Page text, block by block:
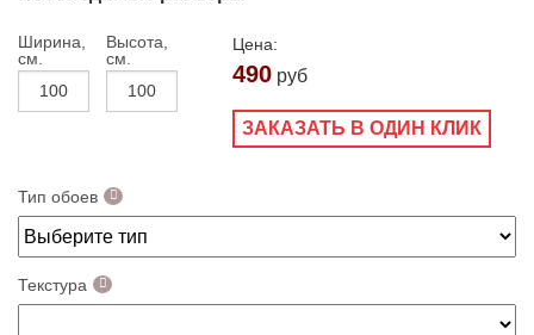
Ширина,
см.
Высота,
см.
Цена:
490 руб
ЗАКАЗАТЬ В ОДИН КЛИК
Тип обоев
Текстура